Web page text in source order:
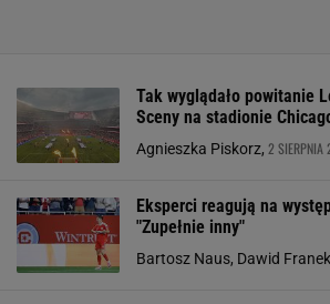
Tak wyglądało powitanie
Sceny na stadionie
Agnieszka Piskorz, 2
Eksperci reagują na
"Zupełnie inny"
Bartosz Naus, Dawid